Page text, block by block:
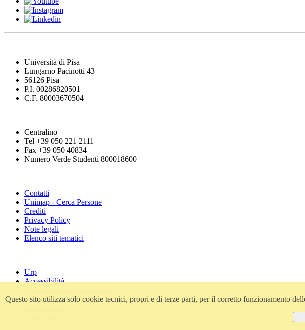
Università di Pisa
Lungarno Pacinotti 43
56126 Pisa
P.I. 00286820501
C.F. 80003670504
Centralino
Tel +39 050 221 2111
Fax +39 050 40834
Numero Verde Studenti 800018600
Contatti
Unimap - Cerca Persone
Crediti
Privacy Policy
Note legali
Elenco siti tematici
Urp
Accessibilità
Atti di notifica
Questo sito utilizza solo cookie tecnici, propri e di terze parti, per il corretto funzionamento